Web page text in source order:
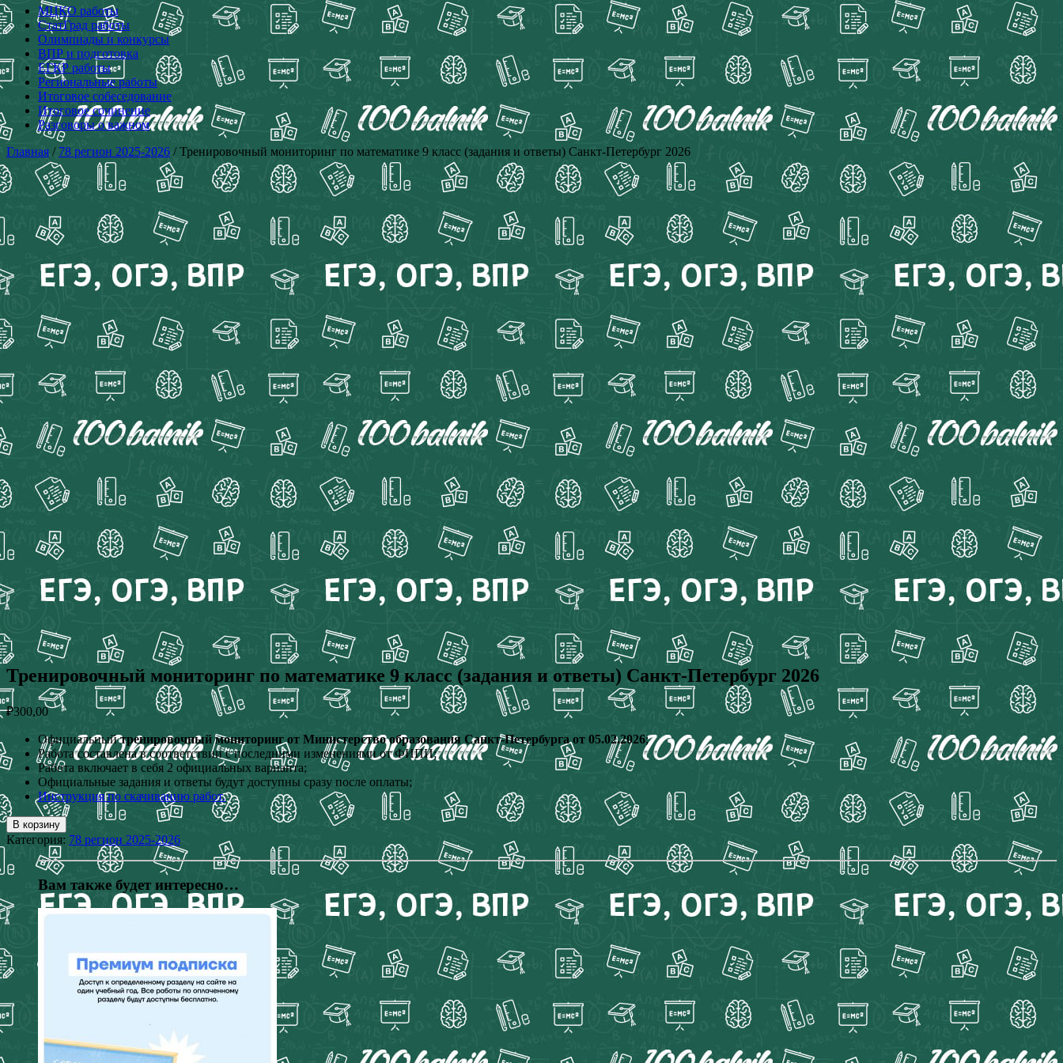
МЦКО работы
СтатГрад работы
Олимпиады и конкурсы
ВПР и подготовка
ЕГКР работы
Региональные работы
Итоговое собеседование
Итоговое сочинение
Разговоры о важном
Главная / 78 регион 2025-2026 / Тренировочный мониторинг по математике 9 класс (задания и ответы) Санкт-Петербург 2026
Тренировочный мониторинг по математике 9 класс (задания и ответы) Санкт-Петербург 2026
₽300,00
Официальныйтренировочный мониторингот Министерство образования Санкт-Петербурга от 05.02.2026;
Работа составлена в соответствии с последними изменениями от ФИПИ;
Работа включает в себя 2 официальных варианта;
Официальные задания и ответы будут доступны сразу после оплаты;
Инструкция по скачиванию работ.
В корзину
Категория: 78 регион 2025-2026
Вам также будет интересно…